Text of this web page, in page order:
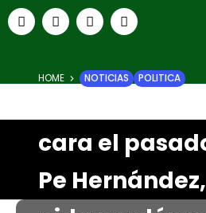
HOME NOTICIAS POLITICA
cara el
Pe